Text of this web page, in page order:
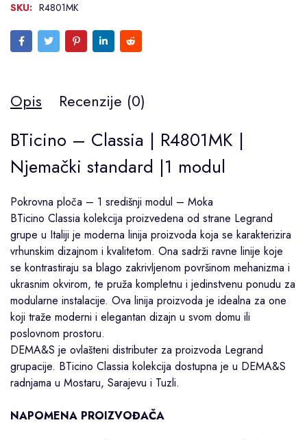
SKU: R4801MK
Opis Recenzije (0)
BTicino – Classia | R4801MK |
Njemački standard |1 modul
Pokrovna ploča – 1 središnji modul – Moka
BTicino Classia kolekcija proizvedena od strane Legrand
grupe u Italiji je moderna linija proizvoda koja se karakterizira
vrhunskim dizajnom i kvalitetom. Ona sadrži ravne linije koje
se kontrastiraju sa blago zakrivljenom površinom mehanizma i
ukrasnim okvirom, te pruža kompletnu i jedinstvenu ponudu za
modularne instalacije. Ova linija proizvoda je idealna za one
koji traže moderni i elegantan dizajn u svom domu ili
poslovnom prostoru.
DEMA&S je ovlašteni distributer za proizvoda Legrand
grupacije. BTicino Classia kolekcija dostupna je u DEMA&S
radnjama u Mostaru, Sarajevu i Tuzli.
NAPOMENA PROIZVOĐAČA